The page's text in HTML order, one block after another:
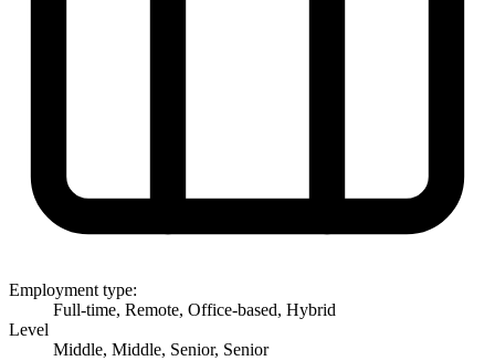
Employment type:
Full-time, Remote, Office-based, Hybrid
Level
Middle, Middle, Senior, Senior